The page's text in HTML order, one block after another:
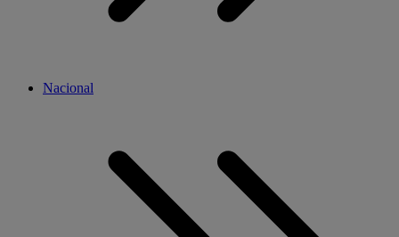
Nacional